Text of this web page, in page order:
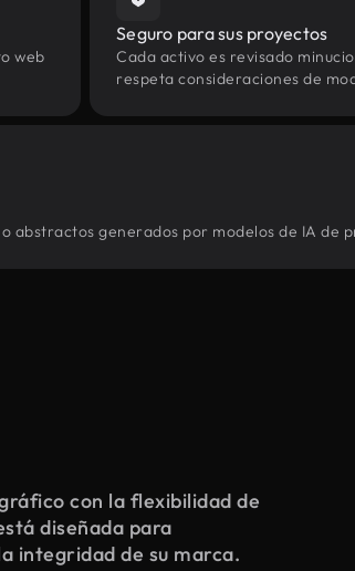
web
Seguro para sus proyectos
Cada activo es revisado
respeta consideraciones de
generados por modelos de IA de
con la flexibilidad de
diseñada para
integridad de su marca.